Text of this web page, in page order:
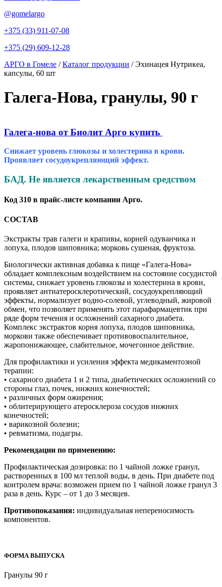
@gomelargo
+375 (33) 911-07-08
+375 (29) 609-12-28
АРГО в Гомеле /Каталог продукции /Эхинацея Нутрикеа,
капсулы, 60 шт
Галега-Нова, гранулы, 90 г
Галега-нова от Биолит Арго купить
Снижает уровень глюкозы и холестерина в крови.
Проявляет сосудоукрепляющий эффект.
БАД. Не является лекарственным средством
Код 310 в прайс-листе компании Арго.
СОСТАВ
Экстракты трав галеги и крапивы, корней одуванчика и
лопуха, плодов шиповника; морковь сушеная, фруктоза.
Биологически активная добавка к пище «Галега­-Нова»
обладает комплексным воздействием на состояние сосудистой
системы, снижает уровень глюкозы и холестерина в крови,
проявляет антиатеросклеротический, сосудоукрепляющий
эффекты, нормализует водно-­солевой, углеводный, жировой
обмен, что позволяет применять этот парафармацевтик при
ряде форм течения и осложнений сахарного диабета.
Комплекс экстрактов корня лопуха, плодов шиповника,
моркови также обеспечивает противовоспалительное,
жаропонижающее, слабительное, мочегонное действие.
Для профилактики и усиления эффекта медикаментозной
терапии:
• сахарного диабета 1 и 2 типа, диабетических осложнений со
стороны глаз, почек, нижних конечностей;
• различных форм ожирения;
• облитерирующего атеросклероза сосудов нижних
конечностей;
• варикозной болезни;
• ревматизма, подагры.
Рекомендации по применению:
Профилактическая дозировка: по 1 чайной ложке гранул,
растворенных в 100 мл теплой воды, в день. При диабете под
контролем врача: возможен прием по 1 чайной ложке гранул 3
раза в день. Курс – от 1 до 3 месяцев.
Противопоказания: индивидуальная непереносимость
компонентов.
ФОРМА ВЫПУСКА
Гранулы 90 г